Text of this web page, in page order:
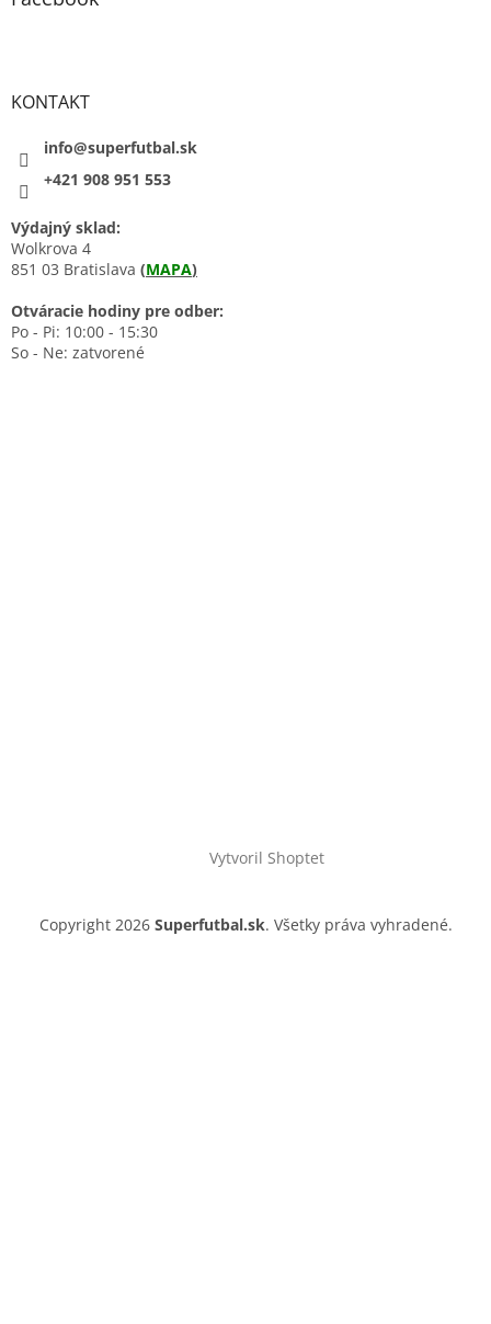
KONTAKT
info@superfutbal.sk
+421 908 951 553
Výdajný sklad:
Wolkrova 4
851 03 Bratislava (MAPA)
Otváracie hodiny pre odber:
Po - Pi: 10:00 - 15:30
So - Ne: zatvorené
Vytvoril Shoptet
Copyright 2026 Superfutbal.sk. Všetky práva vyhradené.